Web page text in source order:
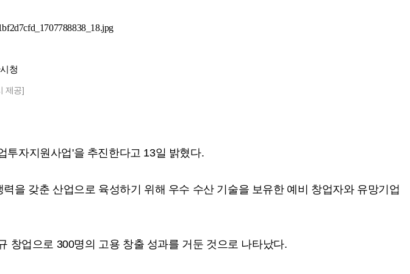
청
제공]
투자지원사업'을 추진한다고 13일 밝혔다.
을 갖춘 산업으로 육성하기 위해 우수 수산 기술을 보유한 예비 창업자와 유망기업
창업으로 300명의 고용 창출 성과를 거둔 것으로 나타났다.